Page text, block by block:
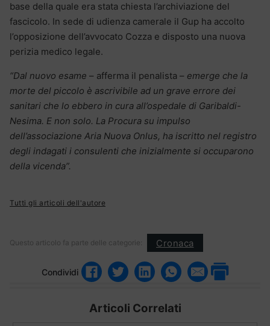
base della quale era stata chiesta l’archiviazione del
fascicolo. In sede di udienza camerale il Gup ha accolto
l’opposizione dell’avvocato Cozza e disposto una nuova
perizia medico legale.
“Dal nuovo esame – afferma il penalista – emerge che la
morte del piccolo è ascrivibile ad un grave errore dei
sanitari che lo ebbero in cura all’ospedale di Garibaldi-
Nesima. E non solo. La Procura su impulso
dell’associazione Aria Nuova Onlus, ha iscritto nel registro
degli indagati i consulenti che inizialmente si occuparono
della vicenda”.
Tutti gli articoli dell'autore
Questo articolo fa parte delle categorie: Cronaca
Condividi
Articoli Correlati